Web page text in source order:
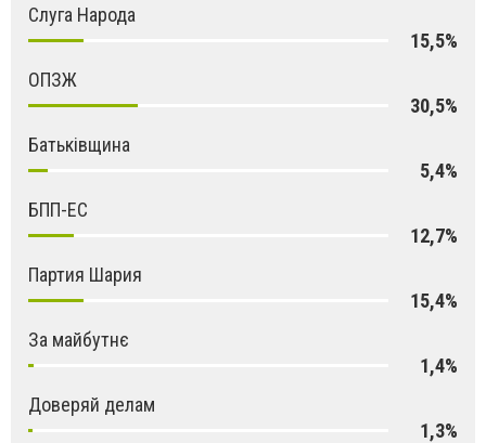
Слуга Народа
15,5%
ОПЗЖ
30,5%
Батьківщина
5,4%
БПП-ЕС
12,7%
Партия Шария
15,4%
За майбутнє
1,4%
Доверяй делам
1,3%